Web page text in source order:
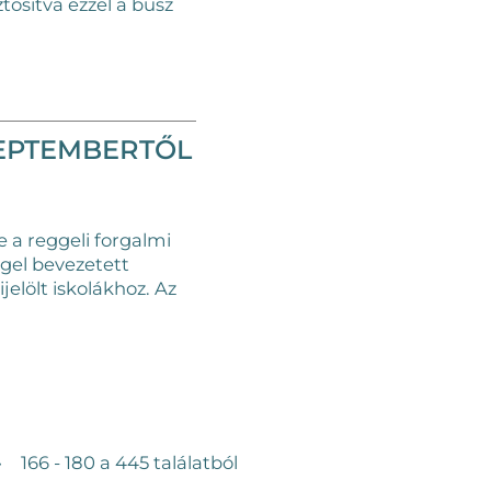
ezzel a busz
a reggeli forgalmi
bevezetett
iskolákhoz. Az
166 - 180 a 445 találatból